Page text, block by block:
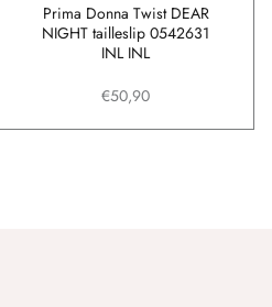
Prima Donna Twist DEAR
NIGHT tailleslip 0542631
INL INL
€50,90